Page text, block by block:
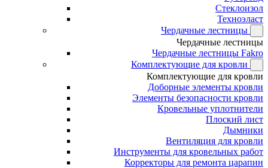
Стеклоизол
Техноэласт
Чердачные лестницы
Чердачные лестницы
Чердачные лестницы Fakro
Комплектующие для кровли
Комплектующие для кровли
Доборные элементы кровли
Элементы безопасности кровли
Кровельные уплотнители
Плоский лист
Дымники
Вентиляция для кровли
Инструменты для кровельных работ
Корректоры для ремонта царапин